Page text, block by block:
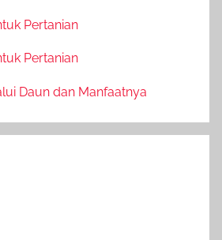
Pertanian
Pertanian
Daun dan Manfaatnya